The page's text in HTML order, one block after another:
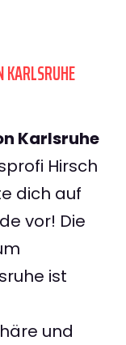
KARLSRUHE
Karlsruhe
Hirsch
dich auf
vor! Die
ist
und